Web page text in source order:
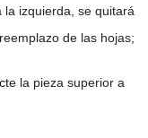
la izquierda, se quitará
de las hojas;
la pieza superior a